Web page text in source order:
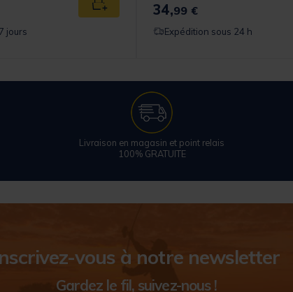
Ajouter au panier
jours
34,99 €
Expédition sous 24 h
Livraison en magasin et point relais
100% GRATUITE
vous à notre newsletter
Gardez le fil, suivez-nous !